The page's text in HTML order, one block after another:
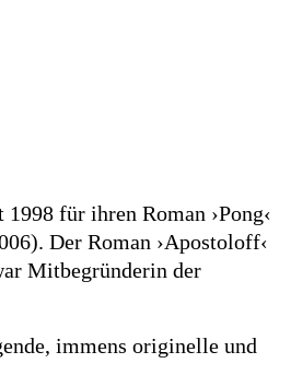
für ihren Roman ›Pong‹
Der Roman ›Apostoloff‹
Mitbegründerin der
immens originelle und